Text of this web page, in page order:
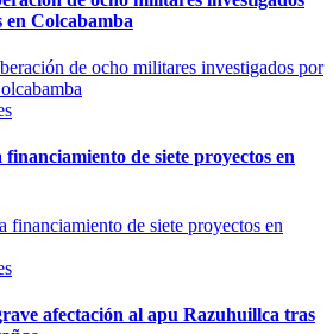
en Colcabamba
de siete proyectos en
afectación al apu Razuhuillca tras